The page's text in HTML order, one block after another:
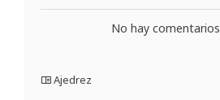
No hay comentarios
Ajedrez